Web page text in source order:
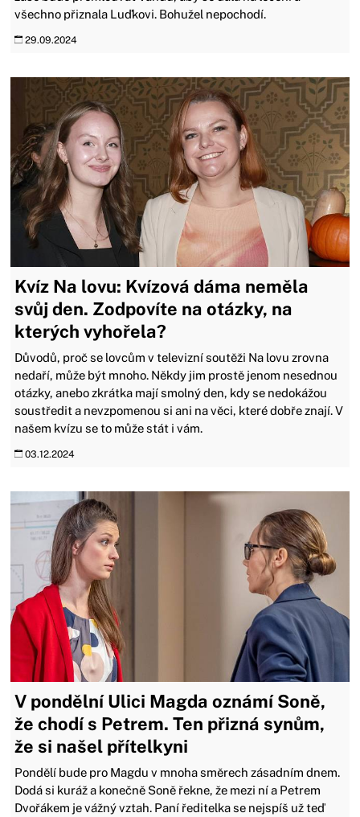
všechno přiznala Luďkovi. Bohužel nepochodí.
29.09.2024
Kvíz Na lovu: Kvízová dáma neměla
svůj den. Zodpovíte na otázky, na
kterých vyhořela?
Důvodů, proč se lovcům v televizní soutěži Na lovu zrovna
nedaří, může být mnoho. Někdy jim prostě jenom nesednou
otázky, anebo zkrátka mají smolný den, kdy se nedokážou
soustředit a nevzpomenou si ani na věci, které dobře znají. V
našem kvízu se to může stát i vám.
03.12.2024
V pondělní Ulici Magda oznámí Soně,
že chodí s Petrem. Ten přizná synům,
že si našel přítelkyni
Pondělí bude pro Magdu v mnoha směrech zásadním dnem.
Dodá si kuráž a konečně Soně řekne, že mezi ní a Petrem
Dvořákem je vážný vztah. Paní ředitelka se nejspíš už teď